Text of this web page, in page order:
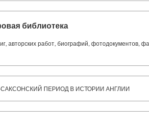
библиотека
авторских работ, биографий, фотодокументов,
ПЕРИОД В ИСТОРИИ АНГЛИИ